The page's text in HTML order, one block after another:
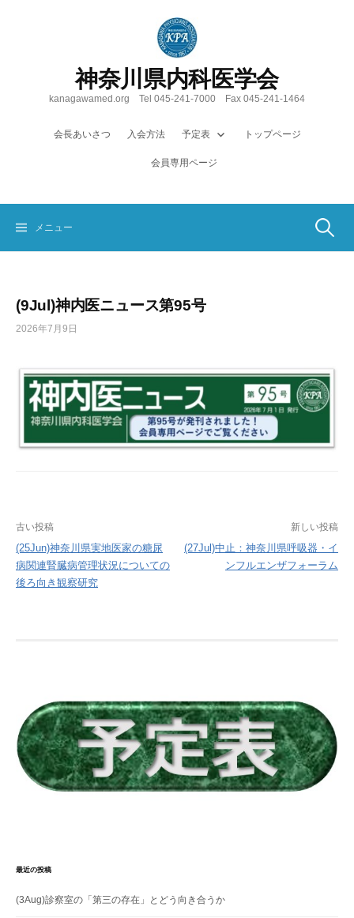
神奈川県内科医学会
kanagawamed.org Tel 045-241-7000 Fax 045-241-1464
会長あいさつ 入会方法 予定表 トップページ
会員専用ページ
メニュー 検
(9Jul)神内医ニュース第95号
2026年7月9日
投
稿
ナ
ビ
古い投稿
(25Jun)神奈川県実地医家の糖尿
病関連腎臓病管理状況についての
後ろ向き観察研究
新しい投稿
(27Jul)中止：神奈川県呼吸器・イ
ンフルエンザフォーラム
最近の投稿
(3Aug)診察室の「第三の存在」とどう向き合うか